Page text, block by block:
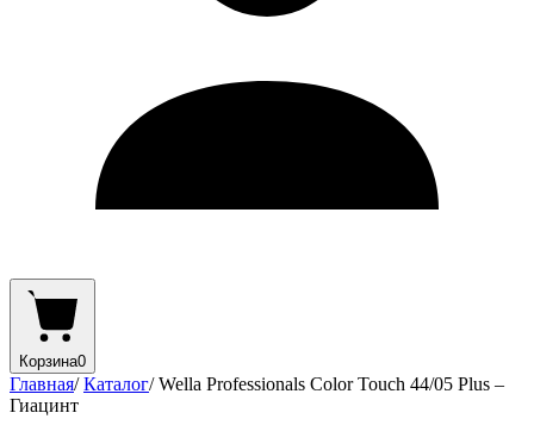
Корзина0
Главная/ Каталог/ Wella Professionals Color Touch 44/05 Plus –
Гиацинт